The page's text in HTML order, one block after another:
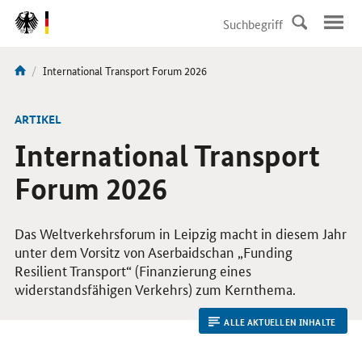
DirektZu:
Navigation
Sie
hier:
Aktuelle
International Transport Forum 2026
ARTIKEL
International Transport
Forum 2026
Das Weltverkehrsforum in Leipzig macht in diesem Jahr
unter dem Vorsitz von Aserbaidschan „Funding
Resilient Transport“ (Finanzierung eines
widerstandsfähigen Verkehrs) zum Kernthema.
ALLE AKTUELLEN INHALTE